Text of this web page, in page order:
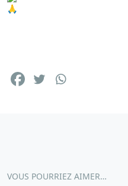
VOUS POURRIEZ AIMER…